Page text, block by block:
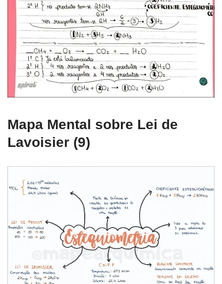
Mapa Mental sobre Lei de
Lavoisier (9)